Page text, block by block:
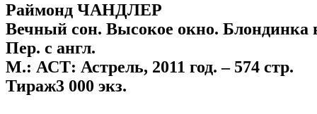
Раймонд ЧАНДЛЕР
Вечный сон. Высокое окно. Блондинка
Пер. с англ.
М.: АСТ: Астрель, 2011 год. – 574 стр.
Тираж3 000 экз.